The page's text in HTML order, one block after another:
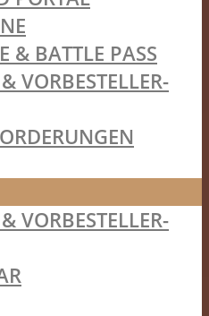
& BATTLE PASS
VORBESTELLER-
VORBESTELLER-